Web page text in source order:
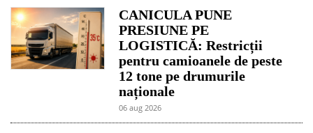
CANICULA PUNE
PRESIUNE PE
LOGISTICĂ: Restricții
pentru camioanele de peste
12 tone pe drumurile
naționale
06 aug 2026